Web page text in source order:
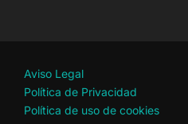
Aviso Legal
Política de Privacidad
Política de uso de cookies